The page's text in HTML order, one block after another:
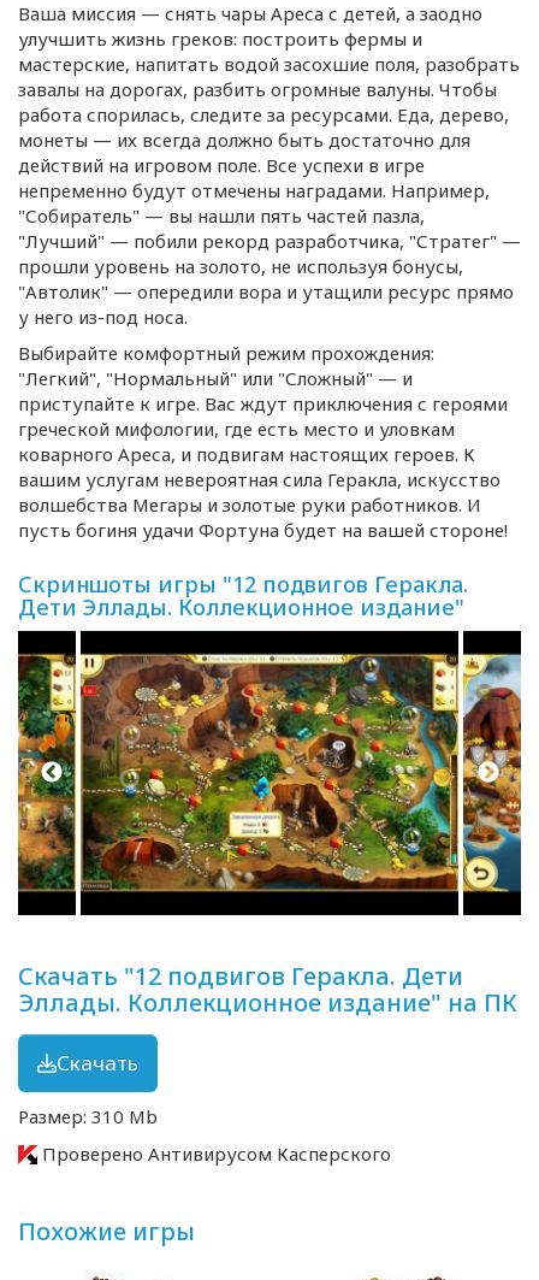
Ваша миссия — снять чары Ареса с детей, а заодно
улучшить жизнь греков: построить фермы и
мастерские, напитать водой засохшие поля, разобрать
завалы на дорогах, разбить огромные валуны. Чтобы
работа спорилась, следите за ресурсами. Еда, дерево,
монеты — их всегда должно быть достаточно для
действий на игровом поле. Все успехи в игре
непременно будут отмечены наградами. Например,
"Собиратель" — вы нашли пять частей пазла,
"Лучший" — побили рекорд разработчика, "Стратег" —
прошли уровень на золото, не используя бонусы,
"Автолик" — опередили вора и утащили ресурс прямо
у него из-под носа.
Выбирайте комфортный режим прохождения:
"Легкий", "Нормальный" или "Сложный" — и
приступайте к игре. Вас ждут приключения с героями
греческой мифологии, где есть место и уловкам
коварного Ареса, и подвигам настоящих героев. К
вашим услугам невероятная сила Геракла, искусство
волшебства Мегары и золотые руки работников. И
пусть богиня удачи Фортуна будет на вашей стороне!
Скриншоты игры "12 подвигов Геракла.
Дети Эллады. Коллекционное издание"
Скачать "12 подвигов Геракла. Дети
Эллады. Коллекционное издание" на ПК
Скачать
Размер: 310 Mb
Проверено Антивирусом Касперского
Похожие игры